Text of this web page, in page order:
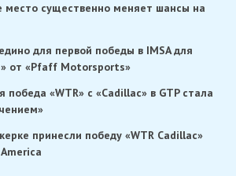
место существенно меняет шансы на
для первой победы в IMSA для
от «Pfaff Motorsports»
победа «WTR» с «Cadillac» в GTP стала
принесли победу «WTR Cadillac»